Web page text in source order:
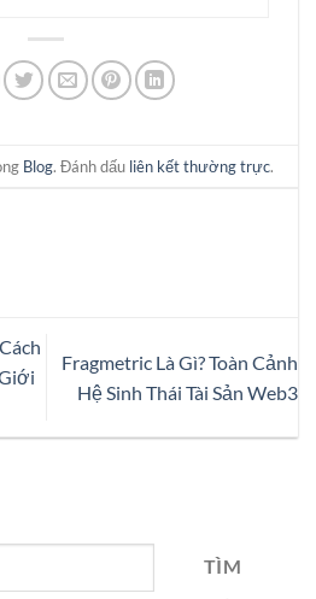
Blog. Đánh dấu liên kết thường trực.
Fragmetric Là Gì? Toàn Cảnh
Hệ Sinh Thái Tài Sản Web3
TÌM